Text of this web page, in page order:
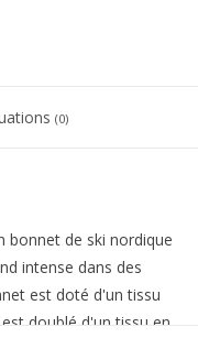
(0)
bonnet de ski nordique
intense dans des
est doté d'un tissu
doublé d'un tissu en